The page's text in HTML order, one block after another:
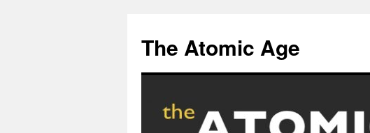
content
The Atomic Age